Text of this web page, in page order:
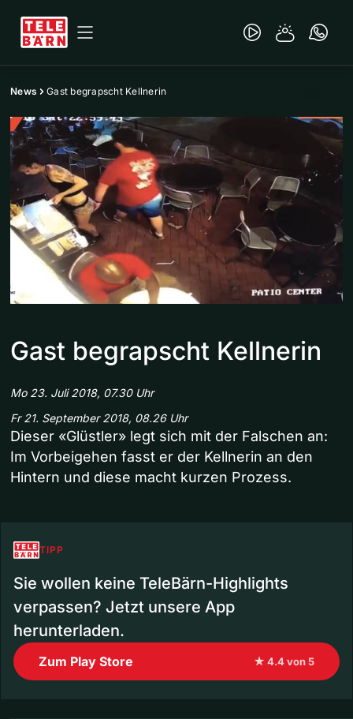
News Gast begrapscht Kellnerin
Gast begrapscht Kellnerin
Mo 23. Juli 2018, 07.30 Uhr
Fr 21. September 2018, 08.26 Uhr
Dieser «Glüstler» legt sich mit der Falschen an:
Im Vorbeigehen fasst er der Kellnerin an den
Hintern und diese macht kurzen Prozess.
TIPP
Sie wollen keine TeleBärn-Highlights
verpassen? Jetzt unsere App
herunterladen.
Zum Play Store ★ 4.4 von 5